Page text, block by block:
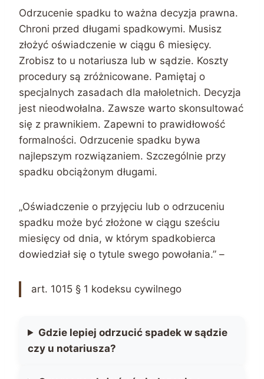
Odrzucenie spadku to ważna decyzja prawna.
Chroni przed długami spadkowymi. Musisz
złożyć oświadczenie w ciągu 6 miesięcy.
Zrobisz to u notariusza lub w sądzie. Koszty
procedury są zróżnicowane. Pamiętaj o
specjalnych zasadach dla małoletnich. Decyzja
jest nieodwołalna. Zawsze warto skonsultować
się z prawnikiem. Zapewni to prawidłowość
formalności. Odrzucenie spadku bywa
najlepszym rozwiązaniem. Szczególnie przy
spadku obciążonym długami.
„Oświadczenie o przyjęciu lub o odrzuceniu
spadku może być złożone w ciągu sześciu
miesięcy od dnia, w którym spadkobierca
dowiedział się o tytule swego powołania.” –
art. 1015 § 1 kodeksu cywilnego
Gdzie lepiej odrzucić spadek w sądzie
czy u notariusza?